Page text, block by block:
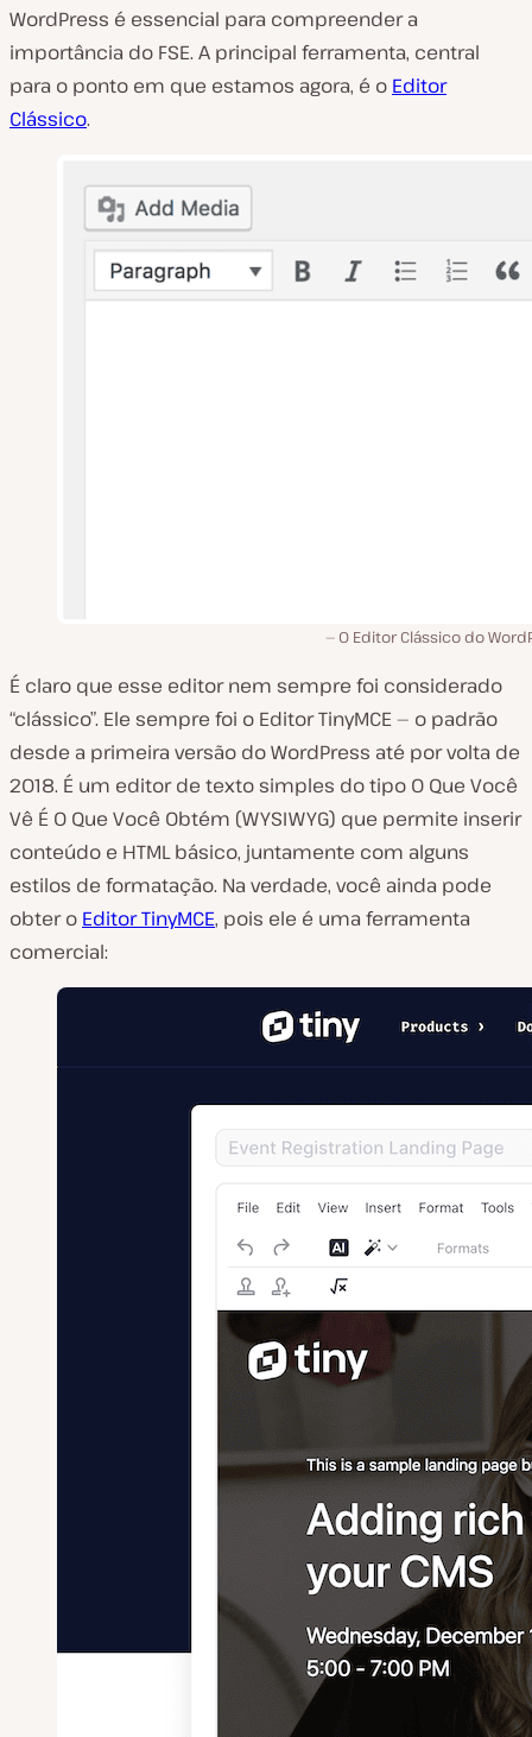
WordPress é essencial para compreender a
importância do FSE. A principal ferramenta, central
para o ponto em que estamos agora, é o Editor
Clássico.
O Editor Clássico do
É claro que esse editor nem sempre foi considerado
“clássico”. Ele sempre foi o Editor TinyMCE — o padrão
desde a primeira versão do WordPress até por volta de
2018. É um editor de texto simples do tipo O Que Você
Vê É O Que Você Obtém (WYSIWYG) que permite inserir
conteúdo e HTML básico, juntamente com alguns
estilos de formatação. Na verdade, você ainda pode
obter o Editor TinyMCE, pois ele é uma ferramenta
comercial: